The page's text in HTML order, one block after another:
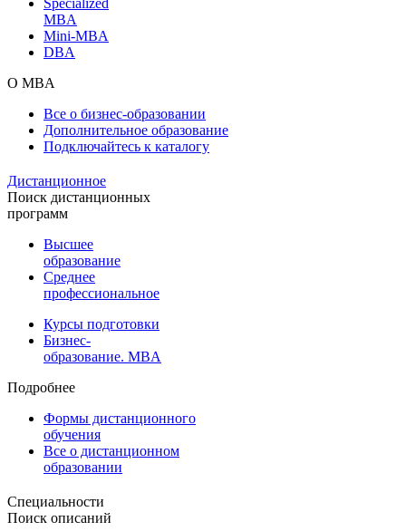
MBA
Mini-MBA
DBA
О MBA
Все о бизнес-образовании
Дополнительное образование
Подключайтесь к каталогу
Дистанционное
Поиск дистанционных
программ
Высшее
образование
Среднее
профессиональное
Курсы подготовки
Бизнес-
образование. MBA
Подробнее
Формы дистанционного
обучения
Все о дистанционном
образовании
Специальности
Поиск описаний